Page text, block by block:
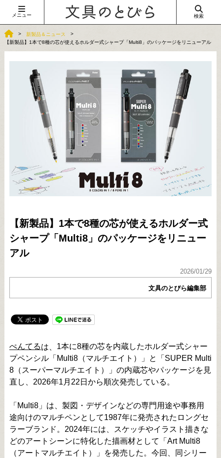
メニュー 検索
新製品＆ニュース
【新製品】1本で8種の芯が使えるホルダー式シャープ「Multi8」のパッケージをリニューアル
【新製品】1本で8種の芯が使えるホルダー式
シャープ「Multi8」のパッケージをリニュー
アル
2026/01/29
文具のとびら編集部
ぺんてるは、 1本に8種の芯を内蔵したホルダー式シャー
プペンシル「Multi8（マルチエイト）」と「SUPER Multi
8（スーパーマルチエイト）」の内蔵芯やパッケージを見
直し、2026年1月22日から順次発売している。
「Multi8」は、製図・デザインなどの専門用途や事務用
途向けのマルチペンとして1987年に発売されたロングセ
ラーブランド。2024年には、スケッチやイラスト描きな
どのアートシーンに特化した描画材として「Art Multi8
（アートマルチエイト）」を発売した。今回、同シリー